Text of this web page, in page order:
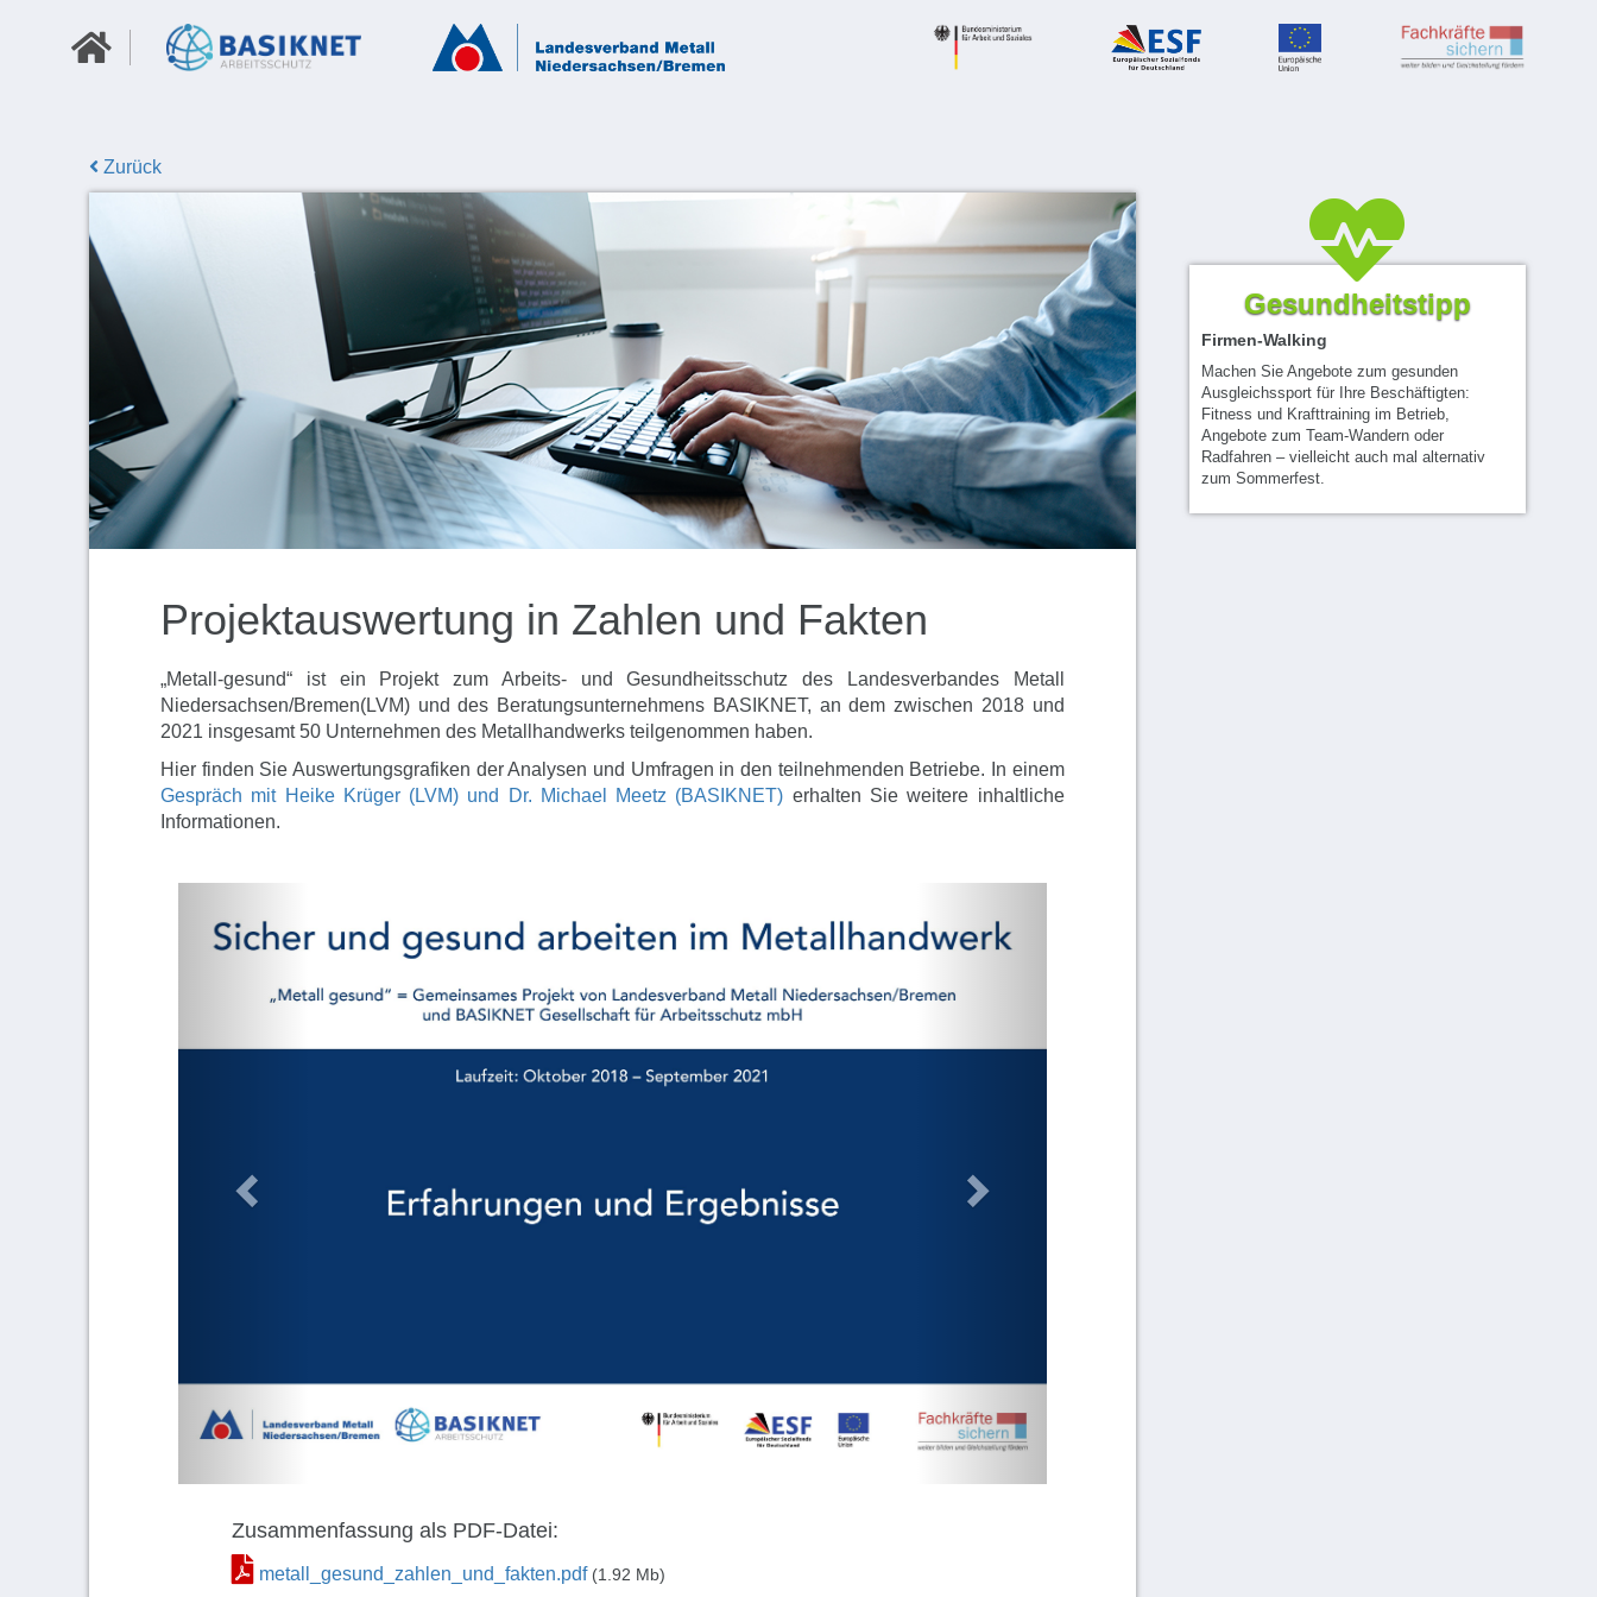
Zurück
Projektauswertung in Zahlen und Fakten
„Metall-gesund“ ist ein Projekt zum Arbeits- und Gesundheitsschutz des Landesverbandes Metall
Niedersachsen/Bremen(LVM) und des Beratungsunternehmens BASIKNET, an dem zwischen 2018 und
2021 insgesamt 50 Unternehmen des Metallhandwerks teilgenommen haben.
Hier finden Sie Auswertungsgrafiken der Analysen und Umfragen in den teilnehmenden Betriebe. In einem
Gespräch mit Heike Krüger (LVM) und Dr. Michael Meetz (BASIKNET) erhalten Sie weitere inhaltliche
Informationen.
Zusammenfassung als PDF-Datei:
metall_gesund_zahlen_und_fakten.pdf (1.92 Mb)
Gesundheitstipp
Firmen-Walking
Machen Sie Angebote zum gesunden
Ausgleichssport für Ihre Beschäftigten:
Fitness und Krafttraining im Betrieb,
Angebote zum Team-Wandern oder
Radfahren – vielleicht auch mal alternativ
zum Sommerfest.